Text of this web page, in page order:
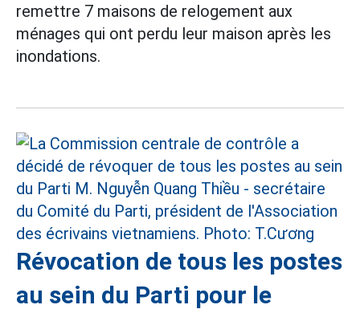
remettre 7 maisons de relogement aux
ménages qui ont perdu leur maison après les
inondations.
Révocation de tous les postes
au sein du Parti pour le